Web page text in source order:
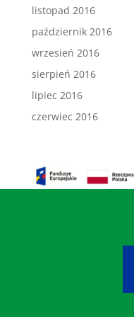
listopad 2016
październik 2016
wrzesień 2016
sierpień 2016
lipiec 2016
czerwiec 2016